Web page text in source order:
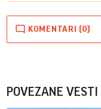
KOMENTARI (0)
POVEZANE VESTI